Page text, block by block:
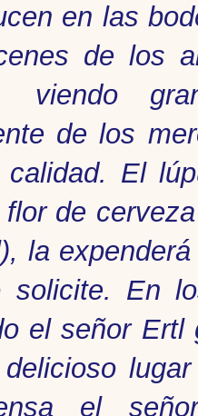
en las
de los
viendo
de los
calidad. El
de
la
solicite. En
el señor Ertl
el